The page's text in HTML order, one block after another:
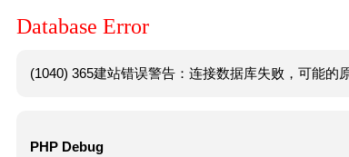
Database Error
(1040) 365建站错误警告：连接数据库失败，可能的
PHP Debug